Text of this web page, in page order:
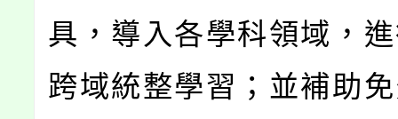
具，導入各學科領域，
跨域統整學習；並補助